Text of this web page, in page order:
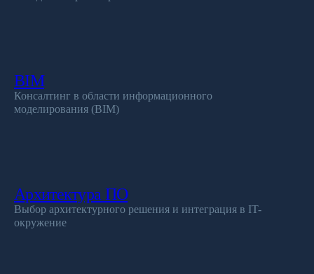
BIM
Консалтинг в области информационного
моделирования (BIM)
Архитектура ПО
Выбор архитектурного решения и интеграция в IT-
окружение